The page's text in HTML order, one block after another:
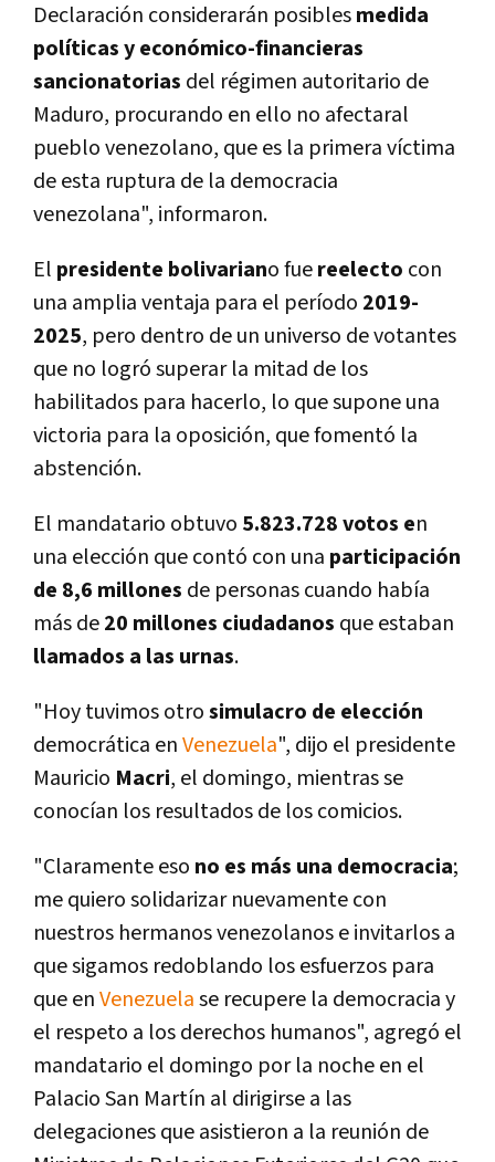
Declaración considerarán posiblesmedida
polí­ticas y económico-financieras
sancionatorias del régimen autoritario de
Maduro, procurando en ello no afectaral
pueblo venezolano, que es la primera ví­ctima
de esta ruptura de la democracia
venezolana", informaron.
El presidente bolivariano fuereelecto con
una amplia ventaja para el perí­odo 2019-
2025, pero dentro de un universo de votantes
que no logró superar la mitad de los
habilitados para hacerlo, lo que supone una
victoria para la oposición, que fomentó la
abstención.
El mandatario obtuvo 5.823.728 votos en
una elección que contó con una participación
de 8,6 millones de personas cuando habí­a
más de20 millones ciudadanos que estaban
llamados a las urnas.
"Hoy tuvimos otrosimulacro de elección
democrática enVenezuela", dijo el presidente
Mauricio Macri, el domingo, mientras se
conocí­an los resultados de los comicios.
"Claramente eso no es más una democracia;
me quiero solidarizar nuevamente con
nuestros hermanos venezolanos e invitarlos a
que sigamos redoblando los esfuerzos para
que enVenezuelase recupere la democracia y
el respeto a los derechos humanos", agregó el
mandatario el domingo por la noche en el
Palacio San Martí­n al dirigirse a las
delegaciones que asistieron a la reunión de